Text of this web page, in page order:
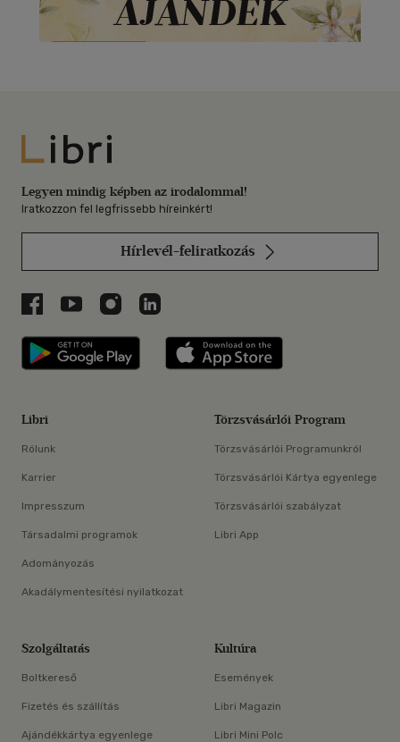
Libri
Legyen mindig képben az irodalommal!
Iratkozzon fel legfrissebb híreinkért!
Hírlevél-feliratkozás
Libri a Facebookon
Libri a Youtube-on
Libri az Instagramon
Libri a LinkedInen
Libri applikáció Szerezd meg: Google
Libri
Rólunk
Karrier
Impresszum
Társadalmi programok
Adományozás
Akadálymentesítési nyilatkozat
Törzsvásárlói Program
Törzsvásárlói Programunkról
Törzsvásárlói Kártya egyenlege
Törzsvásárlói szabályzat
Libri App
Szolgáltatás
Boltkereső
Fizetés és szállítás
Ajándékkártya egyenlege
Kultúra
Események
Libri Magazin
Libri Mini Polc